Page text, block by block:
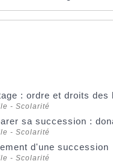
: ordre et droits des
- Scolarité
sa succession :
- Scolarité
d'une succession
- Scolarité